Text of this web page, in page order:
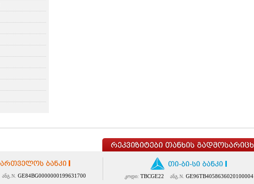
ანგ.N. GE84BG0000000199631700 კოდი: TBCGE22 ანგ.N. GE96TB4058636020100004